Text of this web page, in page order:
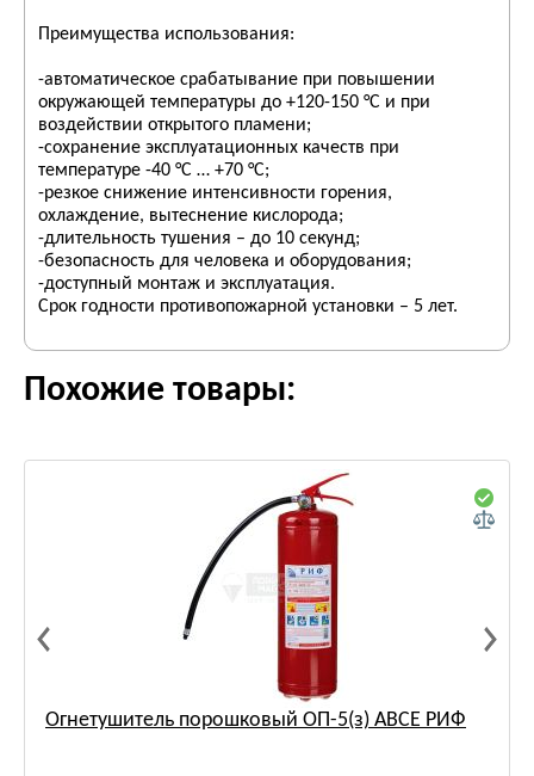
Преимущества использования:
-автоматическое срабатывание при повышении
окружающей температуры до +120-150 °C и при
воздействии открытого пламени;
-сохранение эксплуатационных качеств при
температуре -40 °C … +70 °C;
-резкое снижение интенсивности горения,
охлаждение, вытеснение кислорода;
-длительность тушения – до 10 секунд;
-безопасность для человека и оборудования;
-доступный монтаж и эксплуатация.
Срок годности противопожарной установки – 5 лет.
Похожие товары:
Огнетушитель порошковый ОП-5(з) АВСЕ РИФ